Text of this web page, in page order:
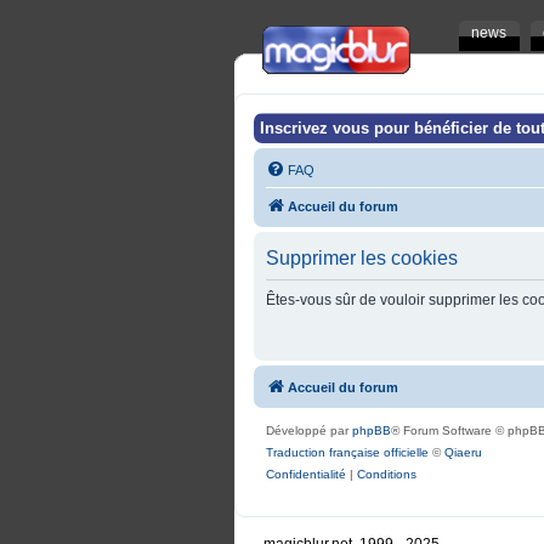
news
Inscrivez vous pour bénéficier de
FAQ
Accueil du forum
Supprimer les cookies
Êtes-vous sûr de vouloir supprimer les
Accueil du forum
Développé parphpBB® Forum Software ©
Traduction française officielle ©Qiaeru
Confidentialité | Conditions